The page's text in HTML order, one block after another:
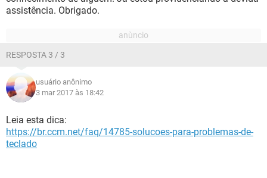
assistência. Obrigado.
RESPOSTA 3 / 3
usuário anônimo
3 mar 2017 às 18:42
Leia esta dica:
https://br.ccm.net/faq/14785-solucoes-para-problemas-de-
teclado